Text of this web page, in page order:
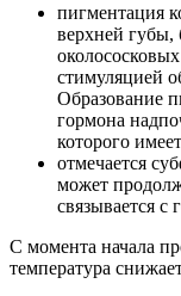
пигментация
верхней губы,
стимуляцией
Образование
гормона
которого
отмечается
может
связывается
С момента начала
температура